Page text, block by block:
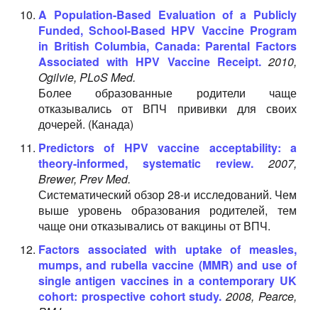
A Population-Based Evaluation of a Publicly
Funded, School-Based HPV Vaccine Program
in British Columbia, Canada: Parental Factors
Associated with HPV Vaccine Receipt. 2010,
Ogilvie, PLoS Med.
Более образованные родители чаще
отказывались от ВПЧ прививки для своих
дочерей. (Канада)
Predictors of HPV vaccine acceptability: a
theory-informed, systematic review.
2007,
Brewer, Prev Med.
Систематический обзор 28-и исследований. Чем
выше уровень образования родителей, тем
чаще они отказывались от вакцины от ВПЧ.
Factors associated with uptake of measles,
mumps, and rubella vaccine (MMR) and use of
single antigen vaccines in a contemporary UK
cohort: prospective cohort study. 2008, Pearce,